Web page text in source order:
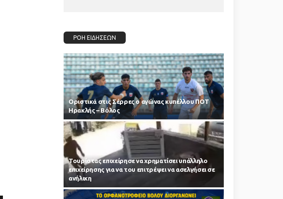
ΡΟΗ ΕΙΔΗΣΕΩΝ
Οριστικά στις Σέρρες ο αγώνας κυπέλλου ΠΟΤ
Ηρακλής – Βόλος
Τουρίστας επιχείρησε να χρηματίσει υπάλληλο
επιχείρησης για να του επιτρέψει να ασελγήσει σε
ανήλικη